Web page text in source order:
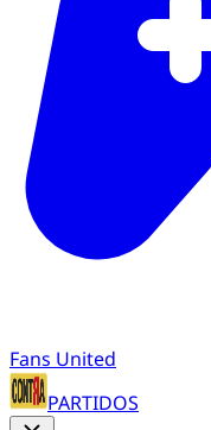
Fans United
PARTIDOS